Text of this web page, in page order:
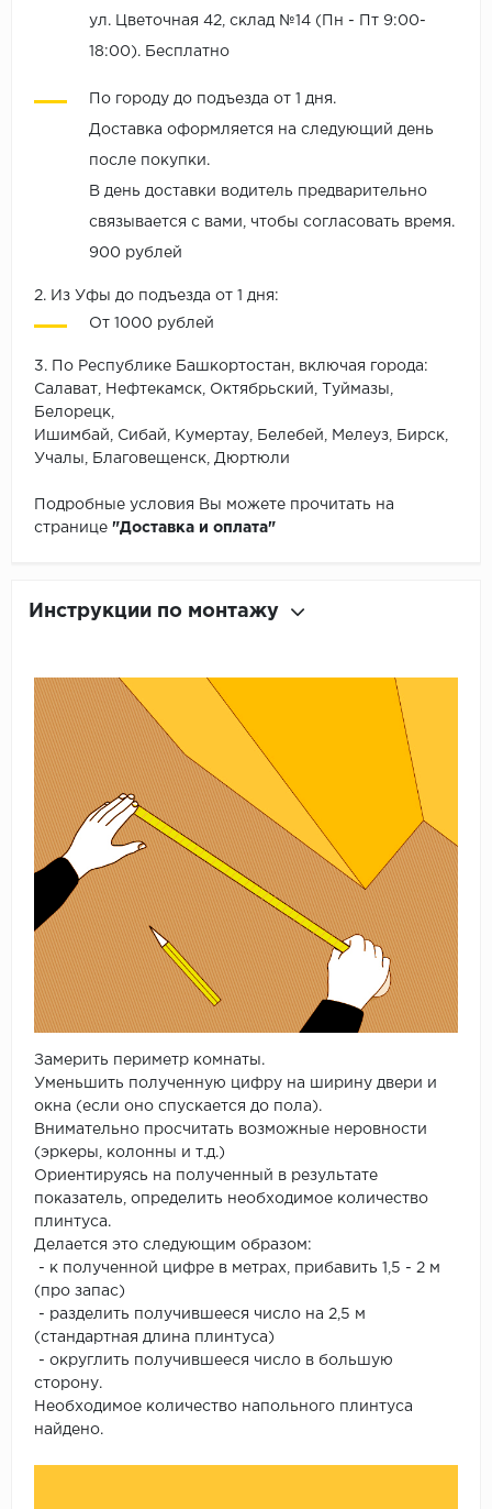
ул. Цветочная 42, склад №14 (Пн - Пт 9:00-
18:00). Бесплатно
По городу до подъезда от 1 дня.
Доставка оформляется на следующий день
после покупки.
В день доставки водитель предварительно
связывается с вами, чтобы согласовать время.
900 рублей
2. Из Уфы до подъезда от 1 дня:
От 1000 рублей
3. По Республике Башкортостан, включая города:
Салават, Нефтекамск, Октябрьский, Туймазы,
Белорецк,
Ишимбай, Сибай, Кумертау, Белебей, Мелеуз, Бирск,
Учалы, Благовещенск, Дюртюли
Подробные условия Вы можете прочитать на
странице "Доставка и оплата"
Инструкции по монтажу
Замерить периметр комнаты.
Уменьшить полученную цифру на ширину двери и
окна (если оно спускается до пола).
Внимательно просчитать возможные неровности
(эркеры, колонны и т.д.)
Ориентируясь на полученный в результате
показатель, определить необходимое количество
плинтуса.
Делается это следующим образом:
- к полученной цифре в метрах, прибавить 1,5 - 2 м
(про запас)
- разделить получившееся число на 2,5 м
(стандартная длина плинтуса)
- округлить получившееся число в большую
сторону.
Необходимое количество напольного плинтуса
найдено.